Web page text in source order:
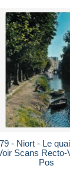
- Niort - Le
Scans
Pos